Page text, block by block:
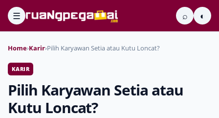
☰ ⌕ ◐
Home›Karir›Pilih Karyawan Setia atau Kutu Loncat?
KARIR
Pilih Karyawan Setia atau
Kutu Loncat?